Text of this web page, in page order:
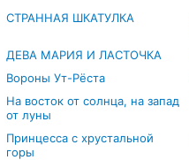
СТРАННАЯ ШКАТУЛКА
ДЕВА МАРИЯ И ЛАСТОЧКА
Вороны Ут-Рёста
На восток от солнца, на запад
от луны
Принцесса с хрустальной
горы